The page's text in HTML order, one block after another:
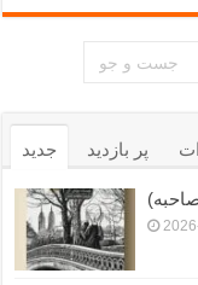
جدید پر بازدید